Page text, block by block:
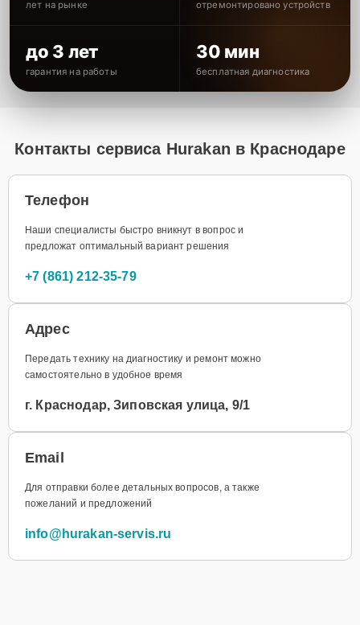
лет на рынке отремонтировано устройств
до 3 лет
гарантия на работы
30 мин
бесплатная диагностика
Контакты сервиса Hurakan в Краснодаре
Телефон
Наши специалисты быстро вникнут в вопрос и
предложат оптимальный вариант решения
+7 (861) 212-35-79
Адрес
Передать технику на диагностику и ремонт можно
самостоятельно в удобное время
г. Краснодар, Зиповская улица, 9/1
Email
Для отправки более детальных вопросов, а также
пожеланий и предложений
info@hurakan-servis.ru